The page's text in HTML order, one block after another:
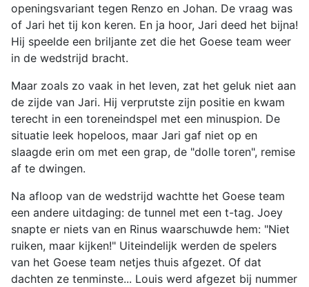
openingsvariant tegen Renzo en Johan. De vraag was
of Jari het tij kon keren. En ja hoor, Jari deed het bijna!
Hij speelde een briljante zet die het Goese team weer
in de wedstrijd bracht.
Maar zoals zo vaak in het leven, zat het geluk niet aan
de zijde van Jari. Hij verprutste zijn positie en kwam
terecht in een toreneindspel met een minuspion. De
situatie leek hopeloos, maar Jari gaf niet op en
slaagde erin om met een grap, de "dolle toren", remise
af te dwingen.
Na afloop van de wedstrijd wachtte het Goese team
een andere uitdaging: de tunnel met een t-tag. Joey
snapte er niets van en Rinus waarschuwde hem: "Niet
ruiken, maar kijken!" Uiteindelijk werden de spelers
van het Goese team netjes thuis afgezet. Of dat
dachten ze tenminste... Louis werd afgezet bij nummer